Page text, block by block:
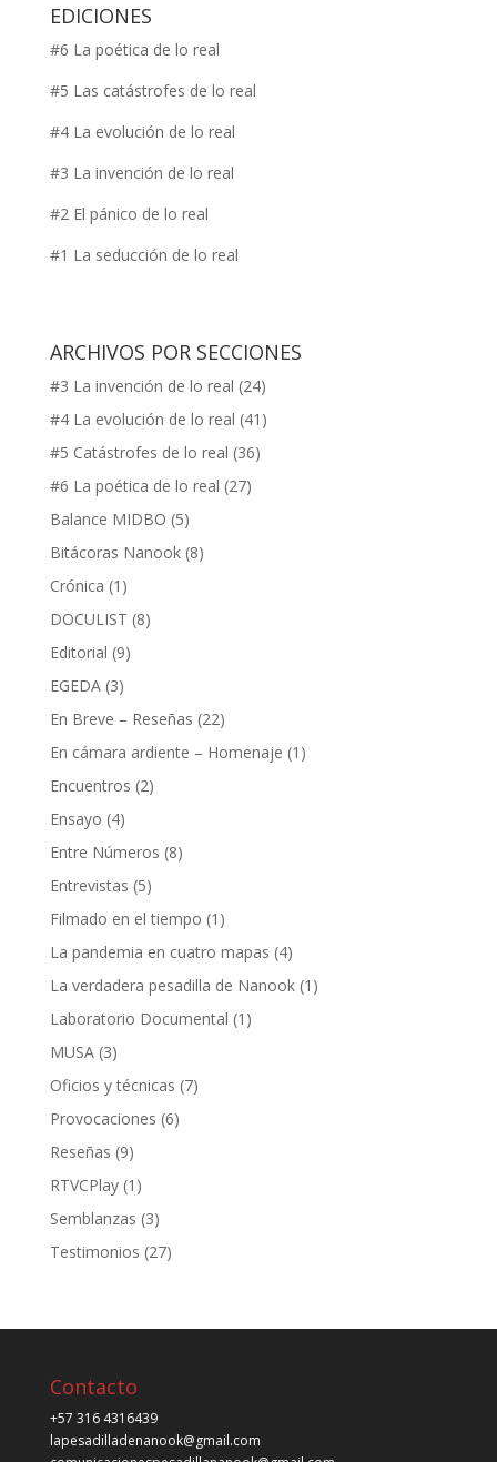
EDICIONES
#6 La poética de lo real
#5 Las catástrofes de lo real
#4 La evolución de lo real
#3 La invención de lo real
#2 El pánico de lo real
#1 La seducción de lo real
ARCHIVOS POR SECCIONES
#3 La invención de lo real (24)
#4 La evolución de lo real (41)
#5 Catástrofes de lo real (36)
#6 La poética de lo real (27)
Balance MIDBO (5)
Bitácoras Nanook(8)
Crónica (1)
DOCULIST (8)
Editorial (9)
EGEDA(3)
En Breve – Reseñas (22)
En cámara ardiente – Homenaje (1)
Encuentros (2)
Ensayo (4)
Entre Números (8)
Entrevistas (5)
Filmado en el tiempo (1)
La pandemia en cuatro mapas (4)
La verdadera pesadilla de Nanook(1)
Laboratorio Documental (1)
MUSA(3)
Oficios y técnicas (7)
Provocaciones (6)
Reseñas (9)
RTVCPlay(1)
Semblanzas (3)
Testimonios (27)
Contacto
+57 316 4316439
lapesadilladenanook@gmail.com